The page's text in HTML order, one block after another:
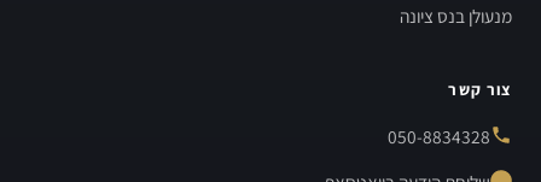
מנעולן בנס ציונה
צור קשר
050-8834328